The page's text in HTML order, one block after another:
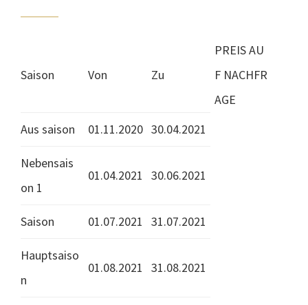
Saison Von Zu
PREIS AU
F NACHFR
AGE
Aus saison
01.11.2020 30.04.2021
Nebensais
on 1
01.04.2021 30.06.2021
Saison 01.07.2021 31.07.2021
Hauptsaiso
n
01.08.2021 31.08.2021